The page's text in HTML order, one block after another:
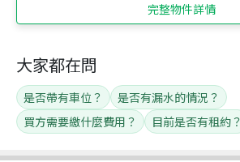
完整物件詳情
大家都在問
是否帶有車位？
是否有漏水的情況？
買方需要繳什麼費用？
目前是否有租約？